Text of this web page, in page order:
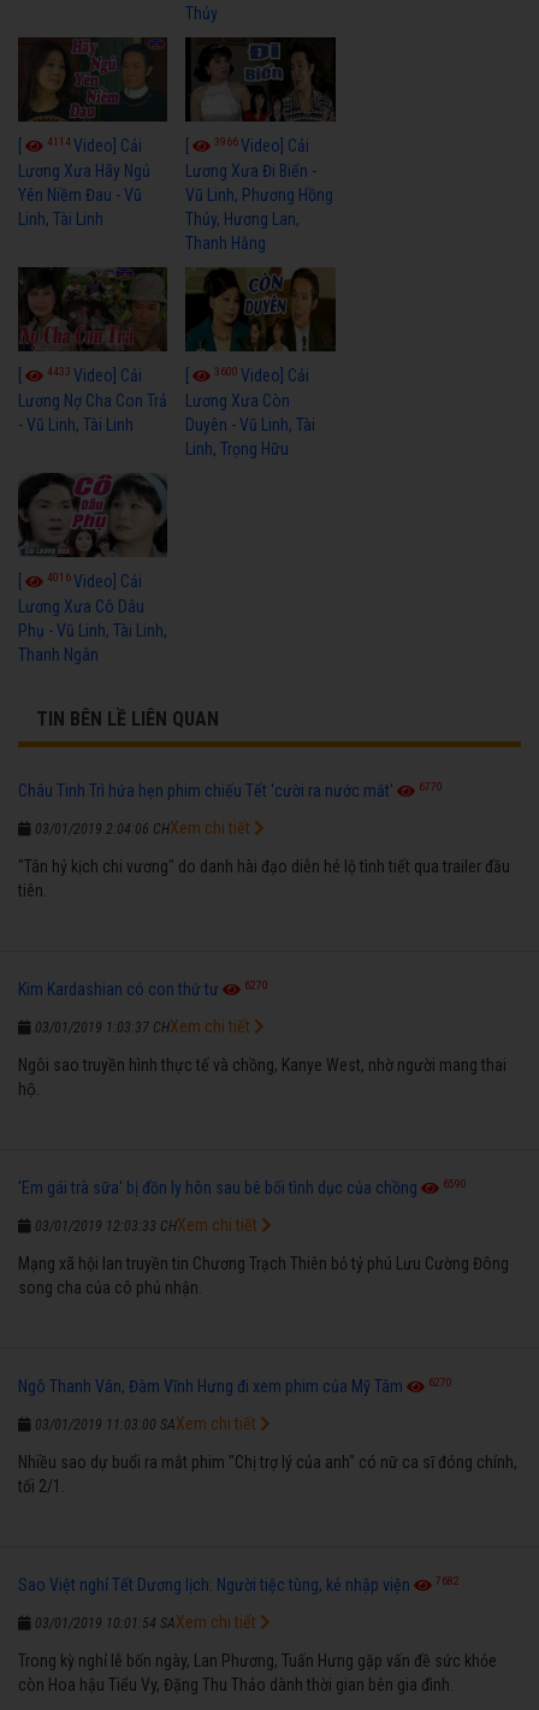
Thủy
4114Video] Cải
Lương Xưa Hãy Ngủ
Yên Niềm Đau - Vũ
Linh, Tài Linh
3966Video] Cải
Lương Xưa Đi Biển -
Vũ Linh, Phương Hồng
Thủy, Hương Lan,
Thanh Hằng
4433 Video] Cải
Lương Nợ Cha Con Trả
- Vũ Linh, Tài Linh
3600Video] Cải
Lương Xưa Còn
Duyên - Vũ Linh, Tài
Linh, Trọng Hữu
[ 4016Video] Cải
Lương Xưa Cô Dâu
Phụ - Vũ Linh, Tài Linh,
Thanh Ngân
TIN BÊN LỀ LIÊN QUAN
Châu Tinh Trì hứa hẹn phim chiếu Tết 'cười ra nước mắt' 6770
03/01/2019 2:04:06 CH
"Tân hỷ kịch chi vương" do danh hài đạo diễn hé lộ tình tiết qua trailer đầu
tiên.
Xem chi tiết
Kim Kardashian có con thứ tư 6270
03/01/2019 1:03:37 CH
Ngôi sao truyền hình thực tế và chồng, Kanye West, nhờ người mang thai
hộ.
Xem chi tiết
'Em gái trà sữa' bị đồn ly hôn sau bê bối tình dục của chồng 6590
03/01/2019 12:03:33 CH
Mạng xã hội lan truyền tin Chương Trạch Thiên bỏ tỷ phú Lưu Cường Đông
song cha của cô phủ nhận.
Xem chi tiết
Ngô Thanh Vân, Đàm Vĩnh Hưng đi xem phim của Mỹ Tâm 6270
03/01/2019 11:03:00 SA
Nhiều sao dự buổi ra mắt phim "Chị trợ lý của anh" có nữ ca sĩ đóng chính,
tối 2/1.
Xem chi tiết
Sao Việt nghỉ Tết Dương lịch: Người tiệc tùng, kẻ nhập viện 7682
03/01/2019 10:01:54 SA
Trong kỳ nghỉ lễ bốn ngày, Lan Phương, Tuấn Hưng gặp vấn đề sức khỏe
còn Hoa hậu Tiểu Vy, Đặng Thu Thảo dành thời gian bên gia đình.
Xem chi tiết